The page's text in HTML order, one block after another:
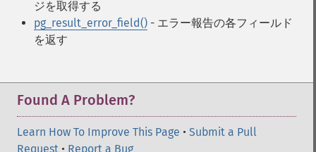
ジを取得する
pg_result_error_field() - エラー報告の各フィールド
を返す
Found A Problem?
Learn How To Improve This Page • Submit a Pull
Request • Report a Bug